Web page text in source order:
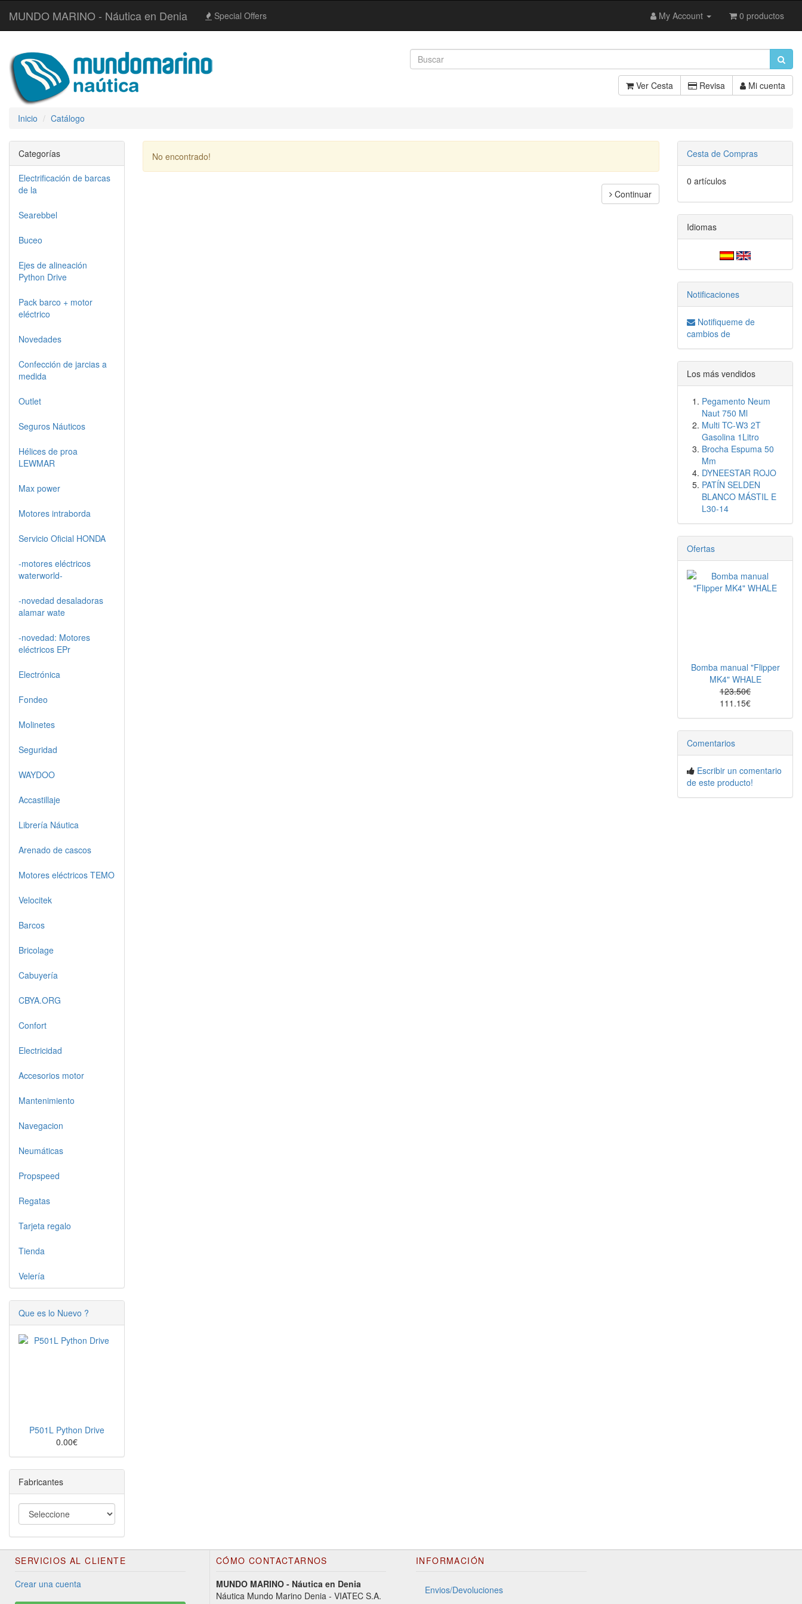
MUNDO MARINO - Náutica en Denia Special Offers My Account 0 productos
Ver Cesta Revisa Mi cuenta
Inicio Catálogo
No encontrado!
Continuar
Categorías
Electrificación de barcas
de la
Searebbel
Buceo
Ejes de alineación
Python Drive
Pack barco + motor
eléctrico
Novedades
Confección de jarcias a
medida
Outlet
Seguros Náuticos
Hélices de proa
LEWMAR
Max power
Motores intraborda
Servicio Oficial HONDA
-motores eléctricos
waterworld-
-novedad desaladoras
alamar wate
-novedad: Motores
eléctricos EPr
Electrónica
Fondeo
Molinetes
Seguridad
WAYDOO
Accastillaje
Librería Náutica
Arenado de cascos
Motores eléctricos TEMO
Velocitek
Barcos
Bricolage
Cabuyería
CBYA.ORG
Confort
Electricidad
Accesorios motor
Mantenimiento
Navegacion
Neumáticas
Propspeed
Regatas
Tarjeta regalo
Tienda
Velería
Que es lo Nuevo ?
P501L Python Drive
0.00€
Fabricantes
Cesta de Compras
0 artículos
Idiomas
Notificaciones
Notifiqueme de
cambios de
Los más vendidos
Pegamento Neum
Naut 750 Ml
Multi TC-W3 2T
Gasolina 1Litro
Brocha Espuma 50
Mm
DYNEESTAR ROJO
PATÍN SELDEN
BLANCO MÁSTIL E
L30-14
Ofertas
Bomba manual "Flipper
MK4" WHALE
123.50€
111.15€
Comentarios
Escribir un comentario
de este producto!
SERVICIOS AL CLIENTE
Crear una cuenta
CÓMO CONTACTARNOS
MUNDO MARINO - Náutica en Denia
Náutica Mundo Marino Denia - VIATEC S.A.
INFORMACIÓN
Envios/Devoluciones